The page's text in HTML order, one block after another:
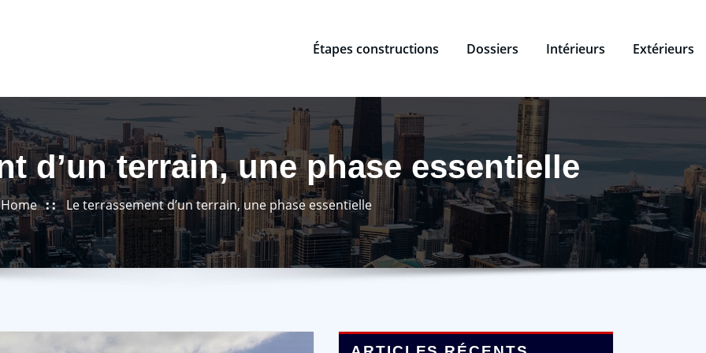
Étapes constructions Dossiers Intérieurs Extérieurs
d’un terrain, une phase essentielle
Home Le terrassement d’un terrain, une phase essentielle